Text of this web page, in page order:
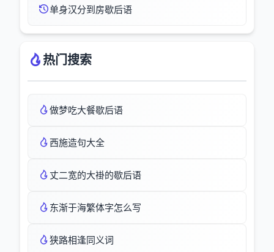
单身汉分到房歇后语
热门搜索
做梦吃大餐歇后语
西施造句大全
丈二宽的大褂的歇后语
东渐于海繁体字怎么写
狭路相逢同义词